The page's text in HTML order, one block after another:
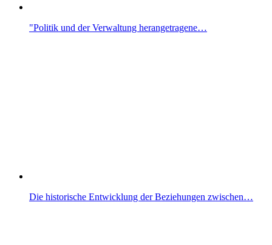
"Politik und der Verwaltung herangetragene…
Die historische Entwicklung der Beziehungen zwischen…